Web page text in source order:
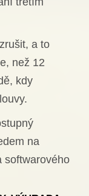
a to
než 12
kdy
na
softwarového